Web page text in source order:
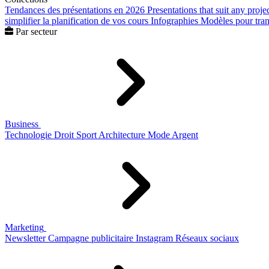
Tendances des présentations en 2026 Presentations that suit any
simplifier la planification de vos cours Infographies Modèles pour
Par secteur
Business
Technologie Droit Sport Architecture Mode Argent
Marketing
Newsletter Campagne publicitaire Instagram Réseaux sociaux